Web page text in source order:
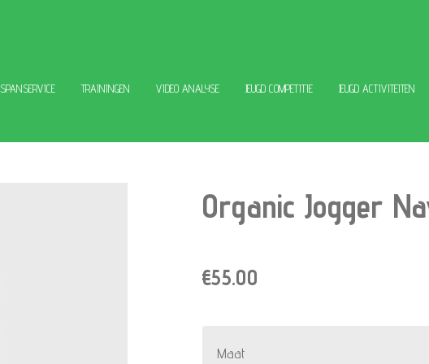
TRAININGEN VIDEO ANALYSE JEUGD COMPETITIE JEUGD ACTIVITEITEN
Organic Jogger
€55.00
Maat